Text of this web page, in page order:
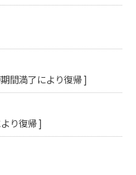
間満了により復帰 ]
り復帰 ]